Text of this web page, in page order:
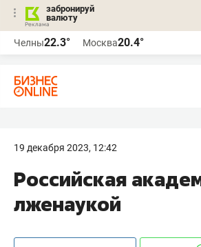
забронируй
валюту
Челны22.3° Москва20.4°
19 декабря 2023, 12:42
Российская
лженаукой